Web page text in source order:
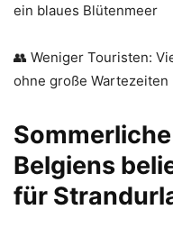
ein blaues Blütenmeer
👥 Weniger Touristen:
ohne große
Belgiens
für